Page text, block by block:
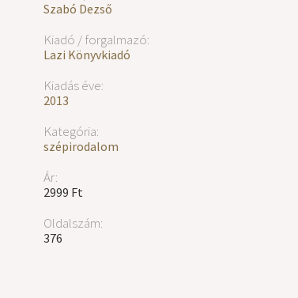
Szabó Dezső
Kiadó / forgalmazó:
Lazi Könyvkiadó
Kiadás éve:
2013
Kategória:
szépirodalom
Ár:
2999 Ft
Oldalszám:
376